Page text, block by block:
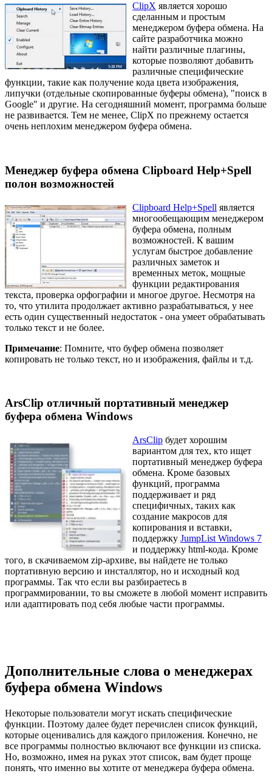
ClipX является хорошо
сделанным и простым
менеджером буфера обмена. На
сайте разработчика можно
найти различные плагины,
которые позволяют добавить
различные специфические
функции, такие как получение кода цвета изображения,
липучки (отдельные скопированные буферы обмена), "поиск в
Google" и другие. На сегодняшний момент, программа больше
не развивается. Тем не менее, ClipX по прежнему остается
очень неплохим менеджером буфера обмена.
Менеджер буфера обмена Clipboard Help+Spell
полон возможностей
Clipboard Help+Spell является
многообещающим менеджером
буфера обмена, полным
возможностей. К вашим
услугам быстрое добавление
различных заметок и
временных меток, мощные
функции редактирования
текста, проверка орфографии и многое другое. Несмотря на
то, что утилита продолжает активно разрабатываться, у нее
есть один существенный недостаток - она умеет обрабатывать
только текст и не более.
Примечание: Помните, что буфер обмена позволяет
копировать не только текст, но и изображения, файлы и т.д.
ArsClip отличный портативный менеджер
буфера обмена Windows
ArsClip будет хорошим
вариантом для тех, кто ищет
портативный менеджер буфера
обмена. Кроме базовых
функций, программа
поддерживает и ряд
специфичных, таких как
создание макросов для
копирования и вставки,
поддержку JumpList Windows 7
и поддержку html-кода. Кроме
того, в скачиваемом zip-архиве, вы найдете не только
портативную версию и инсталлятор, но и исходный код
программы. Так что если вы разбираетесь в
программировании, то вы сможете в любой момент исправить
или адаптировать под себя любые части программы.
Дополнительные слова о менеджерах
буфера обмена Windows
Некоторые пользователи могут искать специфические
функции. Поэтому далее будет перечислен список функций,
которые оценивались для каждого приложения. Конечно, не
все программы полностью включают все функции из списка.
Но, возможно, имея на руках этот список, вам будет проще
понять, что именно вы хотите от менеджера буфера обмена.